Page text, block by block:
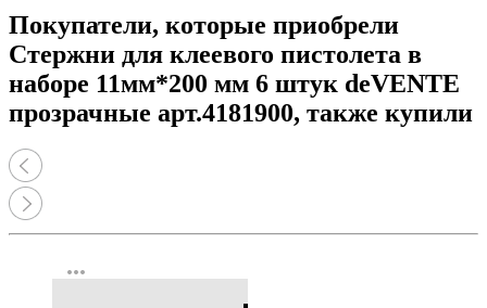
Покупатели, которые приобрели
Стержни для клеевого пистолета в
наборе 11мм*200 мм 6 штук deVENTE
прозрачные арт.4181900, также купили
more_horiz